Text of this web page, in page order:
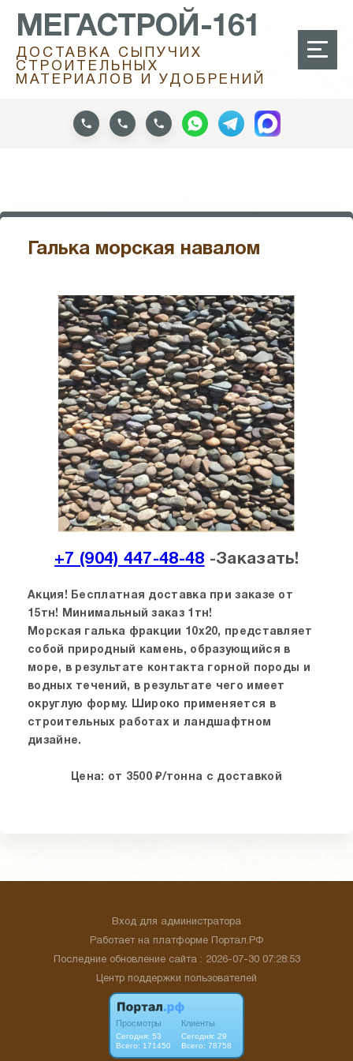
МЕГАСТРОЙ-161
ДОСТАВКА СЫПУЧИХ
СТРОИТЕЛЬНЫХ
МАТЕРИАЛОВ И УДОБРЕНИЙ
Галька морская навалом
+7 (904) 447-48-48 -Заказать!
Акция! Бесплатная доставка при заказе от
15тн! Минимальный заказ 1тн!
Морская галька фракции 10х20, представляет
собой природный камень, образующийся в
море, в результате контакта горной породы и
водных течений, в результате чего имеет
округлую форму. Широко применяется в
строительных работах и ландшафтном
дизайне.
Цена: от 3500₽/тонна с доставкой
Вход для администратора
Работает на платформе
Портал.РФ
Последние обновление сайта : 2026-07-30 07:28:53
Центр поддержки пользователей